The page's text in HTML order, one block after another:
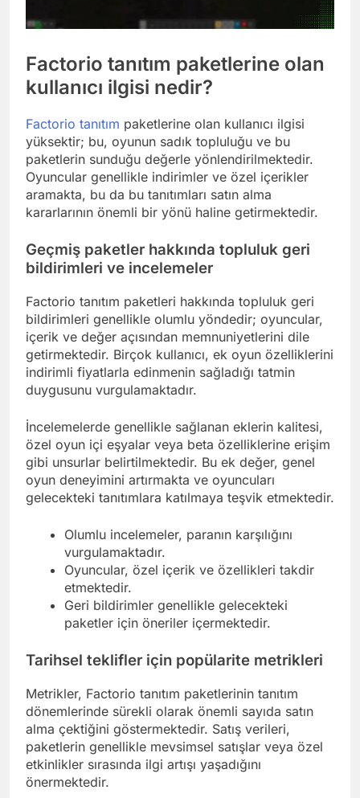
Factorio tanıtım paketlerine olan
kullanıcı ilgisi nedir?
Factorio tanıtım paketlerine olan kullanıcı ilgisi
yüksektir; bu, oyunun sadık topluluğu ve bu
paketlerin sunduğu değerle yönlendirilmektedir.
Oyuncular genellikle indirimler ve özel içerikler
aramakta, bu da bu tanıtımları satın alma
kararlarının önemli bir yönü haline getirmektedir.
Geçmiş paketler hakkında topluluk geri
bildirimleri ve incelemeler
Factorio tanıtım paketleri hakkında topluluk geri
bildirimleri genellikle olumlu yöndedir; oyuncular,
içerik ve değer açısından memnuniyetlerini dile
getirmektedir. Birçok kullanıcı, ek oyun özelliklerini
indirimli fiyatlarla edinmenin sağladığı tatmin
duygusunu vurgulamaktadır.
İncelemelerde genellikle sağlanan eklerin kalitesi,
özel oyun içi eşyalar veya beta özelliklerine erişim
gibi unsurlar belirtilmektedir. Bu ek değer, genel
oyun deneyimini artırmakta ve oyuncuları
gelecekteki tanıtımlara katılmaya teşvik etmektedir.
Olumlu incelemeler, paranın karşılığını
vurgulamaktadır.
Oyuncular, özel içerik ve özellikleri takdir
etmektedir.
Geri bildirimler genellikle gelecekteki
paketler için öneriler içermektedir.
Tarihsel teklifler için popülarite metrikleri
Metrikler, Factorio tanıtım paketlerinin tanıtım
dönemlerinde sürekli olarak önemli sayıda satın
alma çektiğini göstermektedir. Satış verileri,
paketlerin genellikle mevsimsel satışlar veya özel
etkinlikler sırasında ilgi artışı yaşadığını
önermektedir.